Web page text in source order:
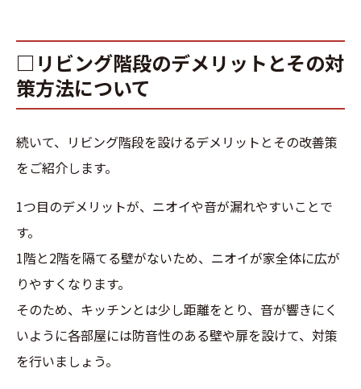
□リビング階段のデメリットとその対
策方法について
続いて、リビング階段を設けるデメリットとその改善策
をご紹介します。
1つ目のデメリットが、ニオイや音が漏れやすいことで
す。
1階と2階を隔てる壁がないため、ニオイが家全体に広が
りやすくなります。
そのため、キッチンとは少し距離をとり、音が響きにく
いように各部屋には防音性のある壁や扉を設けて、対策
を行いましょう。